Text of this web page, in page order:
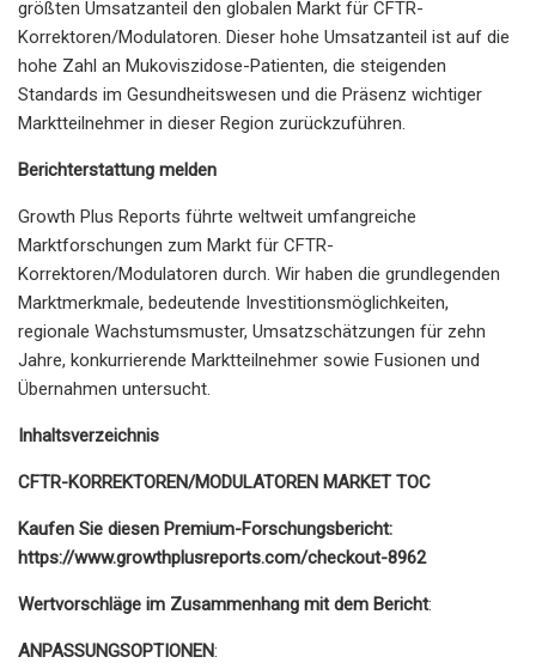
größten Umsatzanteil den globalen Markt für CFTR-
Korrektoren/Modulatoren. Dieser hohe Umsatzanteil ist auf die
hohe Zahl an Mukoviszidose-Patienten, die steigenden
Standards im Gesundheitswesen und die Präsenz wichtiger
Marktteilnehmer in dieser Region zurückzuführen.
Berichterstattung melden
Growth Plus Reports führte weltweit umfangreiche
Marktforschungen zum Markt für CFTR-
Korrektoren/Modulatoren durch. Wir haben die grundlegenden
Marktmerkmale, bedeutende Investitionsmöglichkeiten,
regionale Wachstumsmuster, Umsatzschätzungen für zehn
Jahre, konkurrierende Marktteilnehmer sowie Fusionen und
Übernahmen untersucht.
Inhaltsverzeichnis
CFTR-KORREKTOREN/MODULATOREN MARKET TOC
Kaufen Sie diesen Premium-Forschungsbericht:
https://www.growthplusreports.com/checkout-8962
Wertvorschläge im Zusammenhang mit dem Bericht:
ANPASSUNGSOPTIONEN: